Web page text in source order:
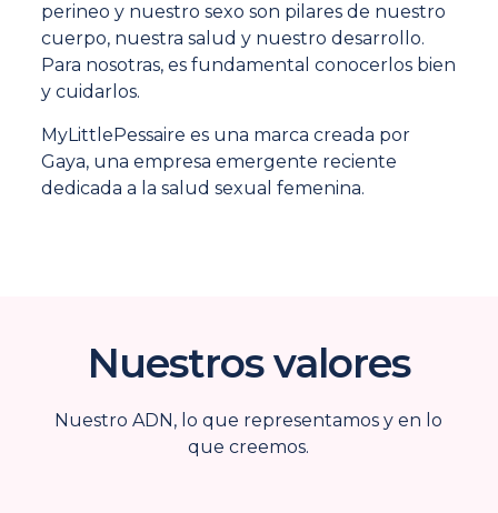
perineo y nuestro sexo son pilares de nuestro
cuerpo, nuestra salud y nuestro desarrollo.
Para nosotras, es fundamental conocerlos bien
y cuidarlos.
MyLittlePessaire es una marca creada por
Gaya, una empresa emergente reciente
dedicada a la salud sexual femenina.
Nuestros valores
Nuestro ADN, lo que representamos y en lo
que creemos.